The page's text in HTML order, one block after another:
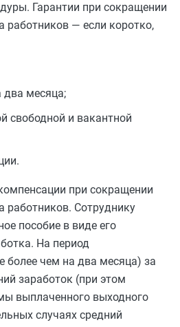
Гарантии при сокращении
работников — если коротко,
два месяца;
свободной и вакантной
при сокращении
работников. Сотруднику
пособие в виде его
На период
более чем на два месяца) за
заработок (при этом
выплаченного выходного
случаях средний